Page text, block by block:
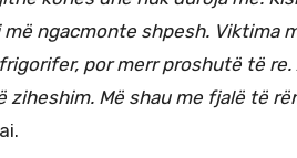
ngacmonte shpesh. Viktima
por merr proshutë të
Më shau me fjalë të